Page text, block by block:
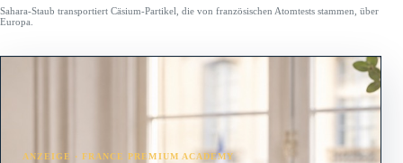
Sahara-Staub transportiert Cäsium-Partikel, die von französischen Atomtests stammen, über
Europa.
ANZEIGE · FRANCE PREMIUM ACADEMY